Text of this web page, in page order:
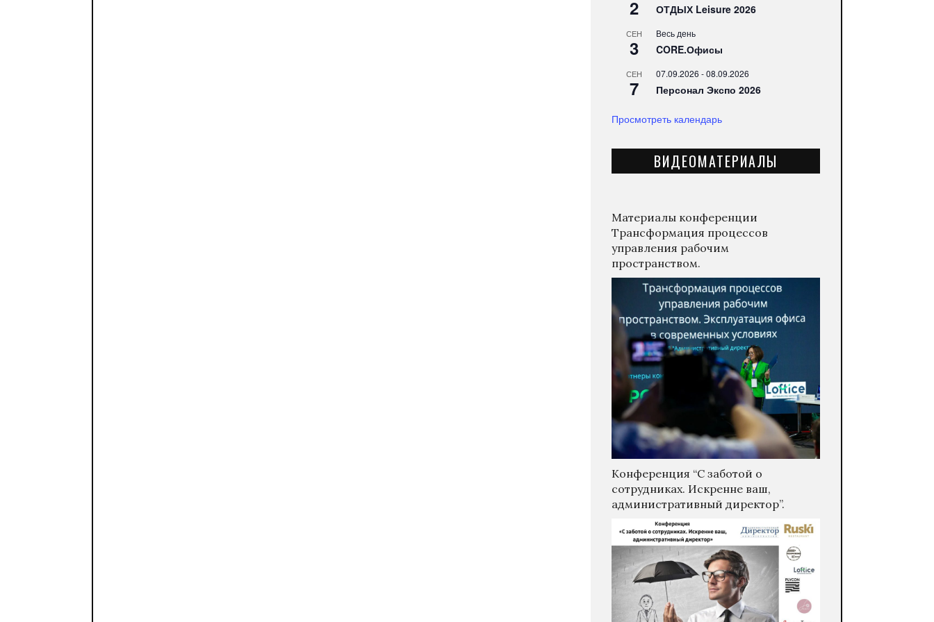
2 ОТДЫХ Leisure 2026
СЕН
3
Весь день
CORE.Офисы
СЕН
7
07.09.2026 -08.09.2026
Персонал Экспо 2026
Просмотреть календарь
ВИДЕОМАТЕРИАЛЫ
Материалы конференции
Трансформация процессов
управления рабочим
пространством.
Конференция “С заботой о
сотрудниках. Искренне ваш,
административный директор”.